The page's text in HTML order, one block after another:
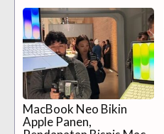
MacBook Neo Bikin
Apple Panen,